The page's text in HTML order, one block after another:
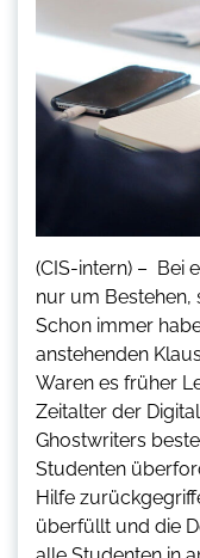
(CIS-intern) – Bei
nur um Bestehen,
Schon immer
anstehenden
Waren es früher
Zeitalter der
Ghostwriters
Studenten
Hilfe
überfüllt und die